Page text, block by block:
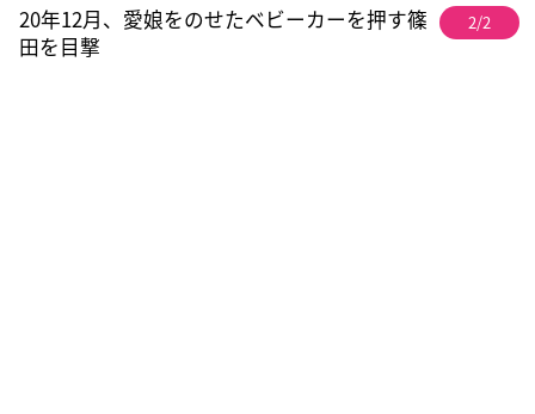
20年12月、愛娘をのせたベビーカーを押す篠
田を目撃
2/2